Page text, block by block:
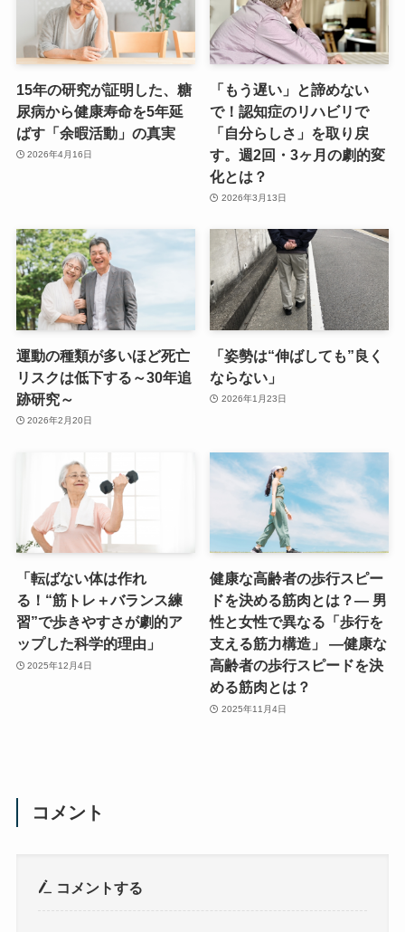
15年の研究が証明した、糖
尿病から健康寿命を5年延
ばす「余暇活動」の真実
2026年4月16日
「もう遅い」と諦めない
で！認知症のリハビリで
「自分らしさ」を取り戻
す。週2回・3ヶ月の劇的変
化とは？
2026年3月13日
運動の種類が多いほど死亡
リスクは低下する～30年追
跡研究～
2026年2月20日
「姿勢は“伸ばしても”良く
ならない」
2026年1月23日
「転ばない体は作れ
る！“筋トレ＋バランス練
習”で歩きやすさが劇的ア
ップした科学的理由」
2025年12月4日
健康な高齢者の歩行スピー
ドを決める筋肉とは？― 男
性と女性で異なる「歩行を
支える筋力構造」 ―健康な
高齢者の歩行スピードを決
める筋肉とは？
2025年11月4日
コメント
コメントする